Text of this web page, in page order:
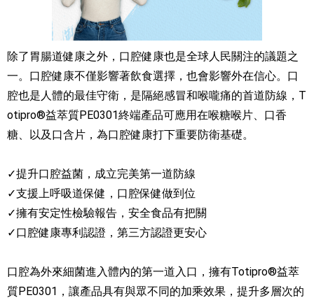
除了胃腸道健康之外，口腔健康也是全球人民關注的議題之
一。口腔健康不僅影響著飲食選擇，也會影響外在信心。口
腔也是人體的最佳守衛，是隔絕感冒和喉嚨痛的首道防線，T
otipro®益萃質PE0301終端產品可應用在喉糖喉片、口香
糖、以及口含片，為口腔健康打下重要防衛基礎。
✓提升口腔益菌，成立完美第一道防線
✓支援上呼吸道保健，口腔保健做到位
✓擁有安定性檢驗報告，安全食品有把關
✓口腔健康專利認證，第三方認證更安心
口腔為外來細菌進入體內的第一道入口，擁有Totipro®益萃
質PE0301，讓產品具有與眾不同的加乘效果，提升多層次的